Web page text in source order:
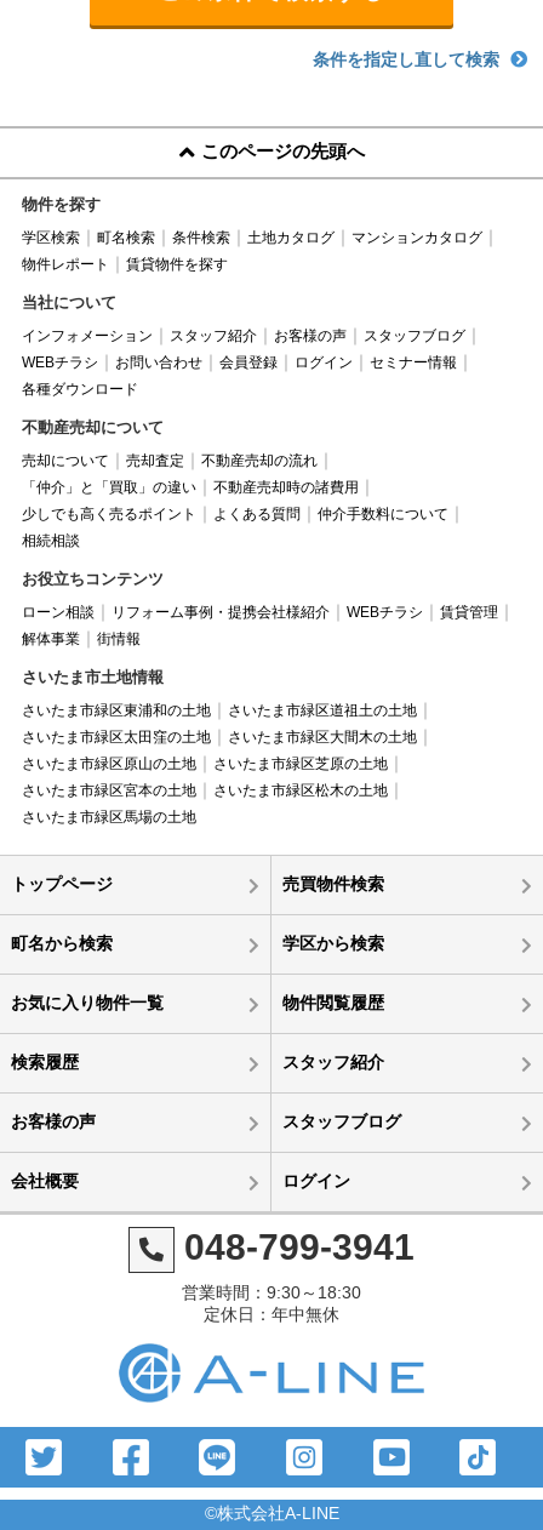
条件を指定し直して検索
このページの先頭へ
物件を探す
学区検索 町名検索 条件検索 土地カタログ
マンションカタログ
物件レポート
賃貸物件を探す
当社について
インフォメーション スタッフ紹介 お客様の声
スタッフブログ
WEBチラシ
お問い合わせ 会員登録 ログイン
セミナー情報
各種ダウンロード
不動産売却について
売却について 売却査定
不動産売却の流れ
「仲介」と「買取」の違い
不動産売却時の諸費用
少しでも高く売るポイント
よくある質問
仲介手数料について
相続相談
お役立ちコンテンツ
ローン相談 リフォーム事例・提携会社様紹介 WEBチラシ
賃貸管理
解体事業
街情報
さいたま市土地情報
さいたま市緑区東浦和の土地
さいたま市緑区道祖土の土地
さいたま市緑区太田窪の土地
さいたま市緑区大間木の土地
さいたま市緑区原山の土地
さいたま市緑区芝原の土地
さいたま市緑区宮本の土地
さいたま市緑区松木の土地
さいたま市緑区馬場の土地
トップページ 売買物件検索
町名から検索 学区から検索
お気に入り物件一覧 物件閲覧履歴
検索履歴 スタッフ紹介
お客様の声 スタッフブログ
会社概要 ログイン
048-799-3941
営業時間：9:30～18:30
定休日：年中無休
©株式会社A-LINE